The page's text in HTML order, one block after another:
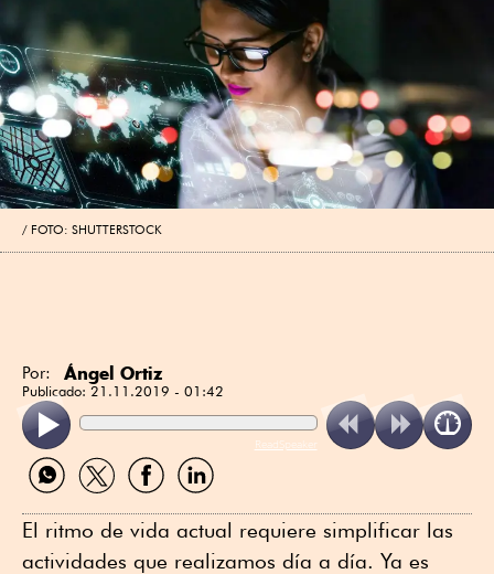
FOTO: SHUTTERSTOCK
Por: Ángel Ortiz
Publicado:21.11.2019 - 01:42
ReadSpeaker
Compartir
por
Compartir
por
Compartir
por
Compartir
por
El ritmo de vida actual requiere simplificar las
actividades que realizamos día a día. Ya es